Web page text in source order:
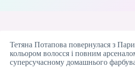
Тетяна Потапова повернулася з
кольором волосся і повним
суперсучасному домашнього